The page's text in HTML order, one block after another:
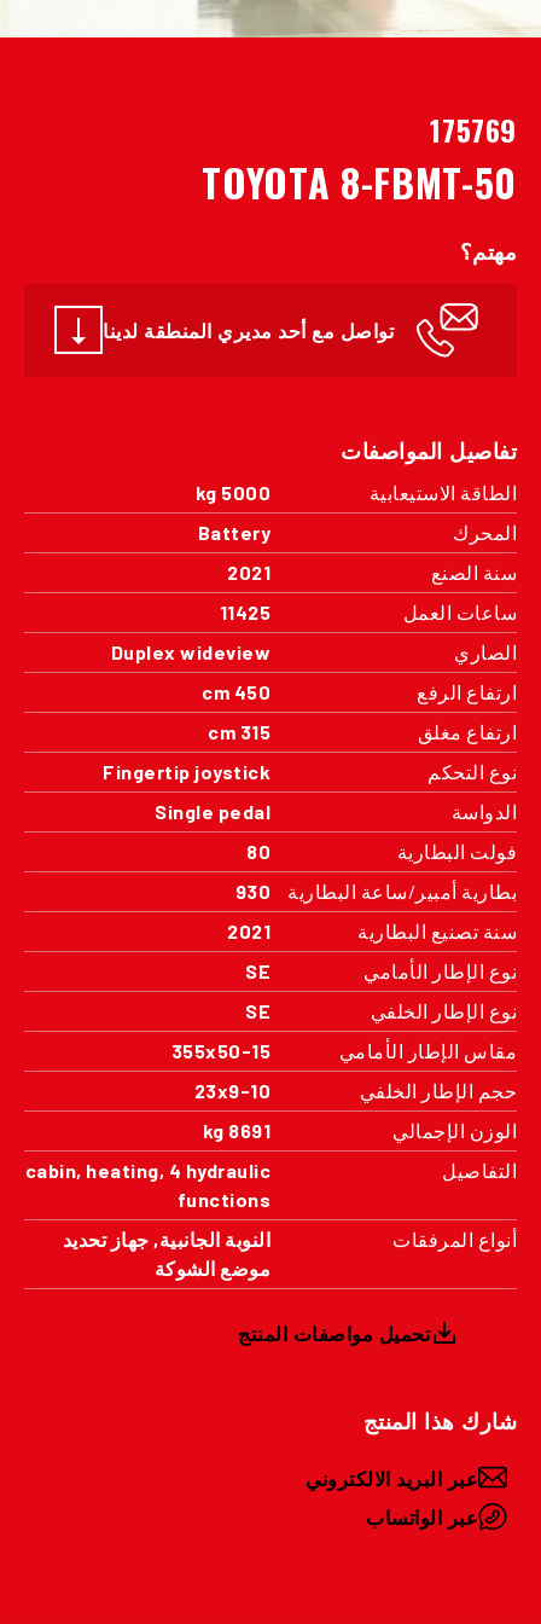
175769
TOYOTA 8-FBMT-50
مهتم؟
تواصل مع أحد مديري المنطقة لدينا
تفاصيل المواصفات
الطاقة الاستيعابية
5000 kg
المحرك
Battery
سنة الصنع
2021
ساعات العمل
11425
الصاري
Duplex wideview
ارتفاع الرفع
450 cm
ارتفاع مغلق
315 cm
نوع التحكم
Fingertip joystick
الدواسة
Single pedal
فولت البطارية
80
بطارية أمبير/ساعة البطارية
930
سنة تصنيع البطارية
2021
نوع الإطار الأمامي
SE
نوع الإطار الخلفي
SE
مقاس الإطار الأمامي
355x50-15
حجم الإطار الخلفي
23x9-10
الوزن الإجمالي
8691 kg
التفاصيل
cabin, heating, 4 hydraulic
functions
أنواع المرفقات
النوبة الجانبية, جهاز تحديد
موضع الشوكة
تحميل مواصفات المنتج
شارك هذا المنتج
عبر البريد الالكتروني
عبر الواتساب